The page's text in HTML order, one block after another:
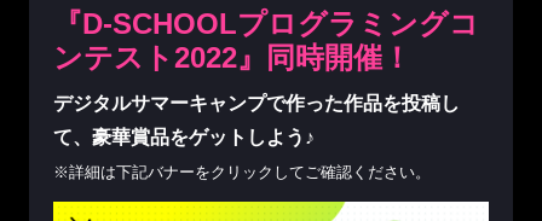
『D-SCHOOLプログラミングコ
ンテスト2022』同時開催！
デジタルサマーキャンプで作った作品を投稿し
て、豪華賞品をゲットしよう♪
※詳細は下記バナーをクリックしてご確認ください。